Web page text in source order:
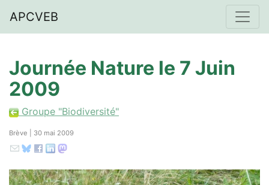
APCVEB
Journée Nature le 7 Juin
2009
Groupe "Biodiversité"
Brève | 30 mai 2009